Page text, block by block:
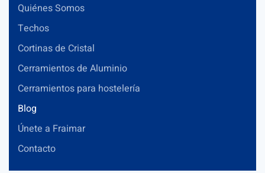
Quiénes Somos
Techos
Cortinas de Cristal
Cerramientos de Aluminio
Cerramientos para hostelería
Blog
Únete a Fraimar
Contacto